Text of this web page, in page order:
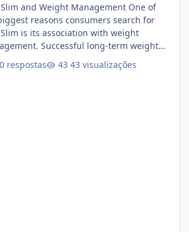
and Weight Management One of
reasons consumers search for
is its association with weight
Successful long-term weight
rather than quick fixes. A
0 respostas 43 visualizações